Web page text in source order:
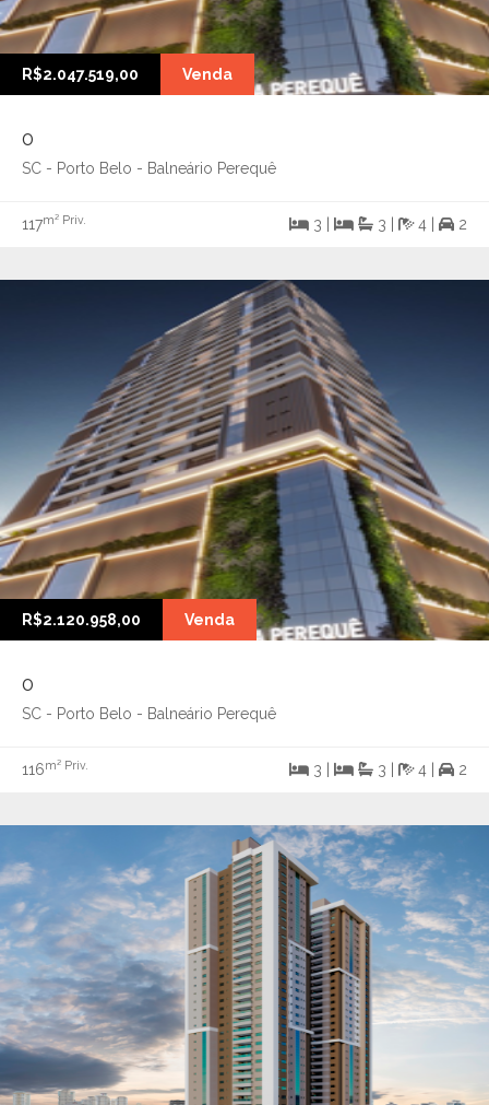
R$2.047.519,00 Venda
0
SC - Porto Belo - Balneário Perequê
117m² Priv. 3 | 3 | 4 | 2
R$2.120.958,00 Venda
0
SC - Porto Belo - Balneário Perequê
116m² Priv. 3 | 3 | 4 | 2